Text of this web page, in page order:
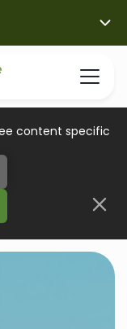
content specific